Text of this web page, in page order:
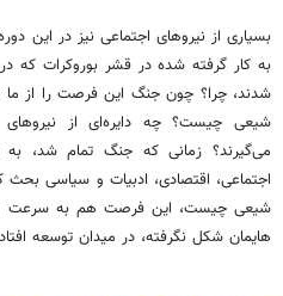
بسیاری از نیروهای اجتماعی نیز در این
به کار گرفته شده در قشر بوروکرات که
شدند، چرا؟ چون جنگ این فرصت را از ما
شیعی چیست؟ چه دایره‌ای از
می‌گیرند؟ زمانی که جنگ تمام شد،
اجتماعی، اقتصادی، ادبیات و سیاسی
شیعی چیست، این فرصت هم به سرعت
هایمان شکل نگرفته، در میدان توسعه